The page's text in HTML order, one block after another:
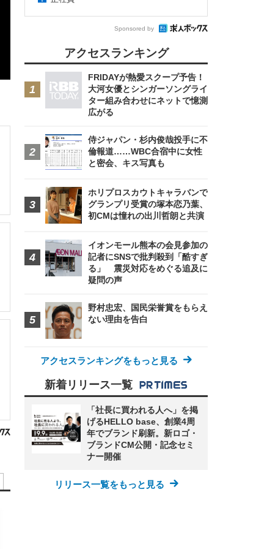
Sponsored by
アクセスランキング
FRIDAYが熱愛スクープ予告！
大河女優とシンガーソングライ
ター組み合わせにネットで憶測
広がる
侍ジャパン・杉内俊哉投手に不
倫報道……WBC合宿中に女性
と密会、キス写真も
ホリプロスカウトキャラバンで
グランプリ受賞の塚本恋乃葉、
初CMは憧れの出川哲朗と共演
イオンモール熊本の会見参加の
記者にSNSで批判殺到「酷すぎ
る」 震災対応をめぐる追及に
疑問の声
野村忠宏、国民栄誉賞をもらえ
ない理由を告白
アクセスランキングをもっと見る
新着リリース一覧
「社長に買われる人へ」を掲
げるHELLO base、創業4周
年でブランド刷新。新ロゴ・
ブランドCM公開・記念セミ
ナー開催
リリース一覧をもっと見る